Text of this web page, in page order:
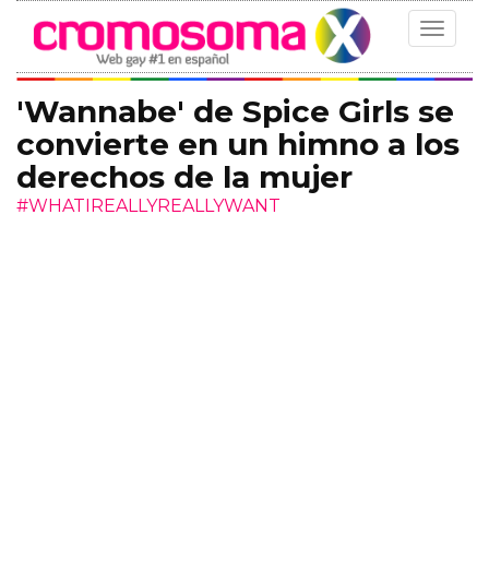
Toggle
'Wannabe' de Spice Girls se
convierte en un himno a los
derechos de la mujer
#WHATIREALLYREALLYWANT